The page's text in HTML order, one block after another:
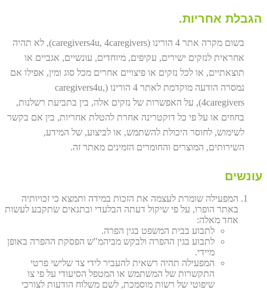
הגבלת אחריות.
בשום מקרה אתר 4 הורינו (caregivers4u, 4caregivers), לא תהיה
אחראית לנזקים ישירים, עקיפים, מיוחדים, עונשיים, אגביים או
תוצאתיים, או לכל נזקים או פיצויים אחרים מכל סוג ומין, אפילו אם
נמסרה הודעה מוקדמת לאתר 4 הורינו (caregivers4u,
4caregivers), על האפשרות של נזקים אלה, בין בתביעת רשלנות,
בחוזים או על פי כל דוקטרינה אחרת להטלת אחריות, בין אם בקשר
לשימוש, לחוסר היכולת להשתמש, או לביצוע, של המידע,
השירותים, המוצרים והחומרים הזמינים מאתר זה.
עונשים
המפעילה שומרת לעצמה את הזכות במידה ותמצא כי זכויותיה
באתר הופרו, על פי שיקול דעתה הבלעדי ובתנאים שתקבע לעשות
אחד מאלה:
לתבוע בבית המשפט בגין הפרה.
לתבוע בגין ההפרה ולבקש מביהמ"ש הפסקת ההפרה באופן
מיידי.
המפעילה תהיה רשאית להעביר לידי צד שלישי פרטי
התקשרות של המשתמש או המטפל הסיעודי על פי צו
שיפוטי של רשות מוסמכת, לשם משלוח הודעות לצורכי